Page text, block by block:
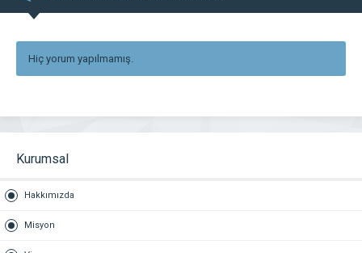
Hiç yorum yapılmamış.
Kurumsal
Hakkımızda
Misyon